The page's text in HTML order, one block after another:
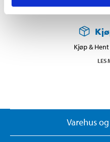
Kjøp &
LES
Varehus